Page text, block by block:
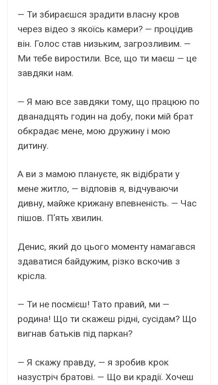
— Ти збираєшся зрадити власну кров
через відео з якоїсь камери? — процідив
він. Голос став низьким, загрозливим. —
Ми тебе виростили. Все, що ти маєш — це
завдяки нам.
— Я маю все завдяки тому, що працюю по
дванадцять годин на добу, поки мій брат
обкрадає мене, мою дружину і мою
дитину.
А ви з мамою плануєте, як відібрати у
мене житло, — відповів я, відчуваючи
дивну, майже крижану впевненість. — Час
пішов. П’ять хвилин.
Денис, який до цього моменту намагався
здаватися байдужим, різко вскочив з
крісла.
— Ти не посмієш! Тато правий, ми —
родина! Що ти скажеш рідні, сусідам? Що
вигнав батьків під паркан?
— Я скажу правду, — я зробив крок
назустріч братові. — Що ви крадії. Хочеш